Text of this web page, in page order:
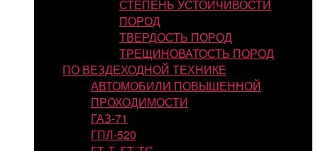
СТЕПЕНЬ УСТОЙЧИВОСТИ
ПОРОД
ТВЕРДОСТЬ ПОРОД
ТРЕЩИНОВАТОСТЬ ПОРОД
ПО ВЕЗДЕХОДНОЙ ТЕХНИКЕ
АВТОМОБИЛИ ПОВЫШЕННОЙ
ПРОХОДИМОСТИ
ГАЗ-71
ГПЛ-520